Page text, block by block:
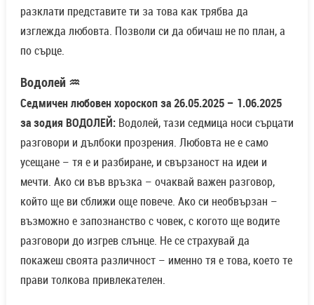
разклати представите ти за това как трябва да
изглежда любовта. Позволи си да обичаш не по план, а
по сърце.
Водолей ♒
Седмичен любовен хороскоп за 26.05.2025 – 1.06.2025
за зодия ВОДОЛЕЙ:Водолей, тази седмица носи сърцати
разговори и дълбоки прозрения. Любовта не е само
усещане – тя е и разбиране, и свързаност на идеи и
мечти. Ако си във връзка – очаквай важен разговор,
който ще ви сближи още повече. Ако си необвързан –
възможно е запознанство с човек, с когото ще водите
разговори до изгрев слънце. Не се страхувай да
покажеш своята различност – именно тя е това, което те
прави толкова привлекателен.